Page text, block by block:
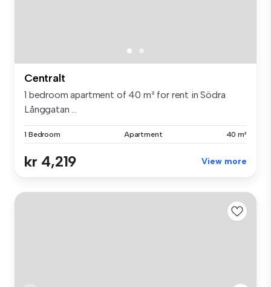
Centralt
1 bedroom apartment of 40 m² for rent in Södra
Långgatan ...
1 Bedroom Apartment 40 m²
kr 4,219 View more